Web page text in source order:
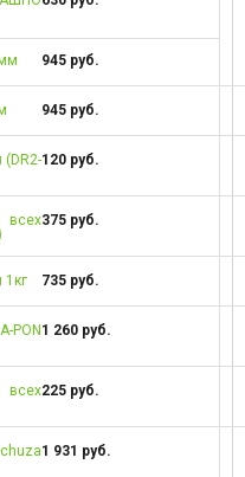
945 руб.
945 руб.
120 руб.
всех375 руб.
1кг 735 руб.
PON1 260 руб.
всех225 руб.
1 931 руб.